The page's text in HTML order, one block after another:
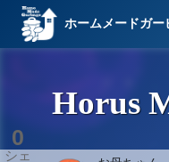
ホームメードガー
Horus
0
シェ